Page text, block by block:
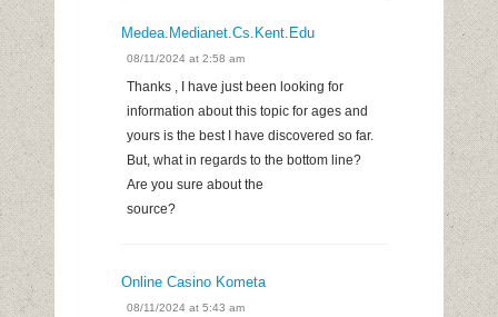
Medea.medianet.cs.kent.edu
08/11/2024 at 2:58 am
Thanks , I have just been looking for
information about this topic for ages and
yours is the best I have discovered so far.
But, what in regards to the bottom line?
Are you sure about the
source?
Online Casino Kometa
08/11/2024 at 5:43 am